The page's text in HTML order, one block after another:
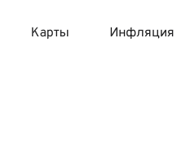
Карты Инфляция